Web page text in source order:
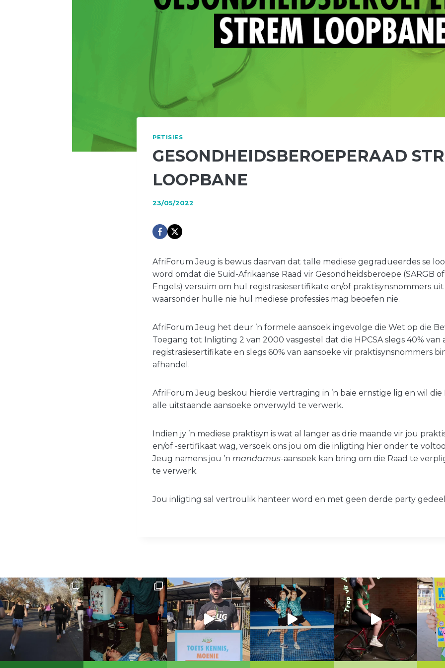
PETISIES
GESONDHEIDSBEROEPERAAD
LOOPBANE
23/05/2022
AfriForum Jeug is bewus daarvan dat talle mediese gegradueerdes se
word omdat die Suid-Afrikaanse Raad vir Gesondheidsberoepe (SARGB of
Engels) versuim om hul registrasiesertifikate en/of praktisynsnommers
waarsonder hulle nie hul mediese professies mag beoefen nie.
AfriForum Jeug het deur ’n formele aansoek ingevolge die Wet op die
Toegang tot Inligting 2 van 2000 vasgestel dat die HPCSA slegs 40% van
registrasiesertifikate en slegs 60% van aansoeke vir praktisynsnommers
afhandel.
AfriForum Jeug beskou hierdie vertraging in ’n baie ernstige lig en wil die
alle uitstaande aansoeke onverwyld te verwerk.
Indien jy ’n mediese praktisyn is wat al langer as drie maande vir jou
en/of -sertifikaat wag, versoek ons jou om die inligting hier onder te
Jeug namens jou ’n mandamus-aansoek kan bring om die Raad te
te verwerk.
Jou inligting sal vertroulik hanteer word en met geen derde party